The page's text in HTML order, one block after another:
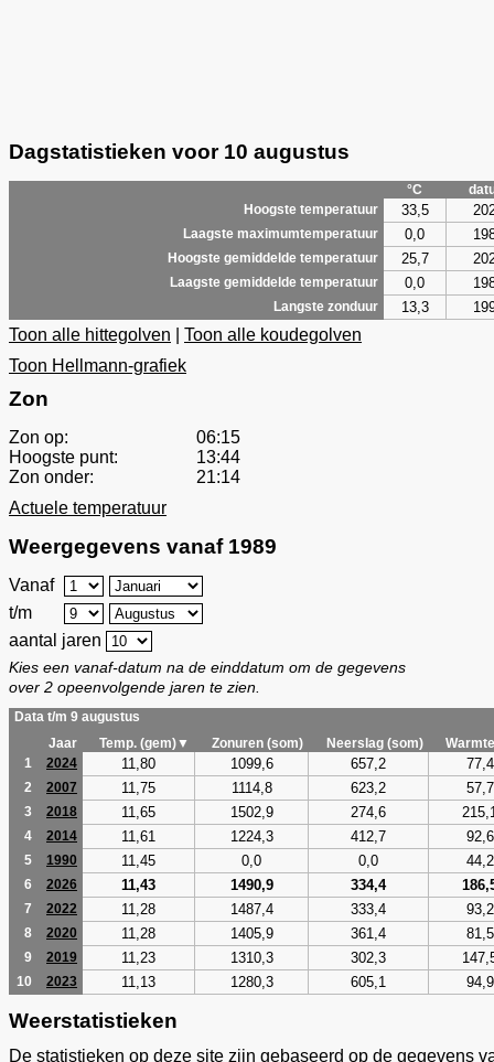
Dagstatistieken voor 10 augustus
°C
Hoogste temperatuur
33,5
Laagste maximumtemperatuur 0,0
Hoogste gemiddelde temperatuur 25,7
Laagste gemiddelde temperatuur 0,0
Langste zonduur 13,3
Toon alle hittegolven
Toon alle koudegolven
Toon Hellmann-grafiek
Zon
Zon op:
06:15
Hoogste punt:
13:44
Zon onder:
21:14
Actuele temperatuur
Weergegevens vanaf 1989
Vanaf
t/m
aantal jaren
Kies een vanaf-datum na de einddatum om de gegevens
over 2 opeenvolgende jaren te zien.
Data t/m 9 augustus
Jaar
Temp. (gem)▼ Zonuren (som) Neerslag (som)
1
2024 11,80 1099,6 657,2 77,4
2 2007 11,75 1114,8 623,2 57,7
3 2018 11,65 1502,9 274,6
4 2014 11,61 1224,3 412,7 92,6
5 1990 11,45 0,0 0,0 44,2
6 2026 11,43 1490,9 334,4
7 2022 11,28 1487,4 333,4 93,2
8 2020 11,28 1405,9 361,4 81,5
9 2019 11,23 1310,3 302,3
10 2023 11,13 1280,3 605,1 94,9
Weerstatistieken
De statistieken op deze site zijn gebaseerd op de gegevens